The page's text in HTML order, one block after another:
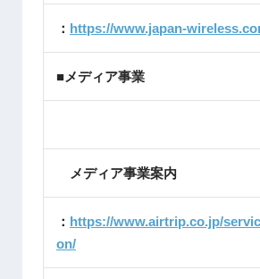
： https://www.japan-
■メディア事業
メディア事業案内
： https://www.airtrip.co.jp/
on/